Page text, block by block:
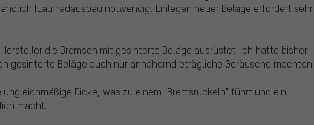
(Laufradausbau notwendig, Einlegen neuer Beläge erfordert sehr
die Bremsen mit gesinterte Beläge ausrüstet. Ich hatte bisher
gesinterte Beläge auch nur annähernd eträgliche Geräusche machten.
ungleichmäßige Dicke, was zu einem "Bremsruckeln" führt und ein
macht.